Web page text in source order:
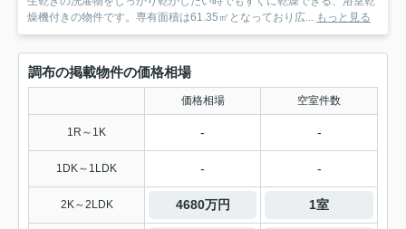
燥機付きの物件です。専有面積は61.35㎡となっており広... もっと見る
調布の掲載物件の価格相場
価格相場 空室件数
1R～1K - -
1DK～1LDK - -
2K～2LDK 4680万円 1室